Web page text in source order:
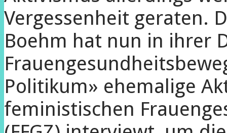
Vergessenheit geraten.
Boehm hat nun in ihrer
Politikum» ehemalige
feministischen